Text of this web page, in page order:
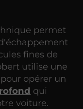
permet
fines de
utilise une
opérer un
qui
voiture.